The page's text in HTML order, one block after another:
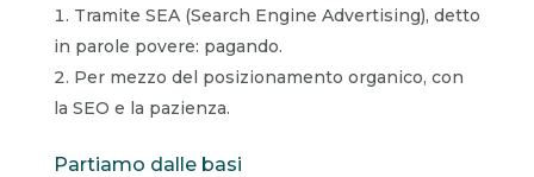
Tramite SEA (Search Engine Advertising), detto
in parole povere: pagando.
Per mezzo del posizionamento organico, con
la SEO e la pazienza.
Partiamo dalle basi